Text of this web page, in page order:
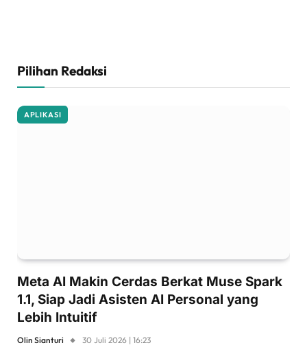
Pilihan Redaksi
APLIKASI
Meta AI Makin Cerdas Berkat Muse Spark
1.1, Siap Jadi Asisten AI Personal yang
Lebih Intuitif
Olin Sianturi 30 Juli 2026 | 16:23